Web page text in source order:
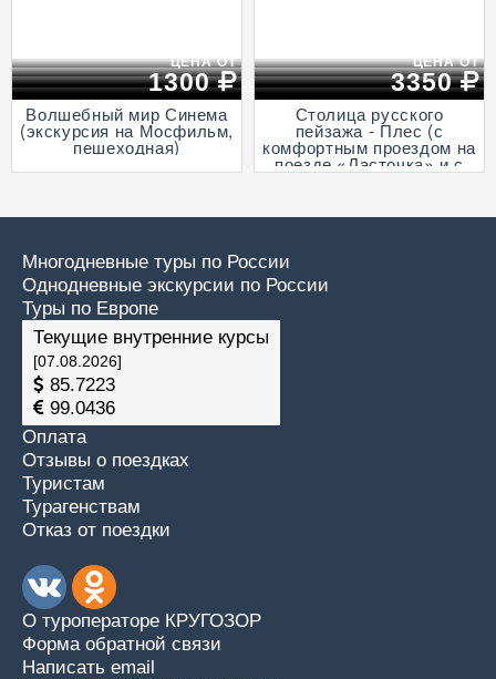
ЦЕНА ОТ
1300
Волшебный мир Синема
(экскурсия на Мосфильм,
пешеходная)
ЦЕНА ОТ
3350
Столица русского
пейзажа - Плес (с
комфортным проездом на
поезде «Ласточка» и с
прогулкой на теплоходе
Многодневные туры по России
Однодневные экскурсии по России
Туры по Европе
Текущие внутренние курсы
[07.08.2026]
85.7223
99.0436
Оплата
Отзывы о поездках
Туристам
Турагенствам
Отказ от поездки
О туроператоре КРУГОЗОР
Форма обратной связи
Написать email